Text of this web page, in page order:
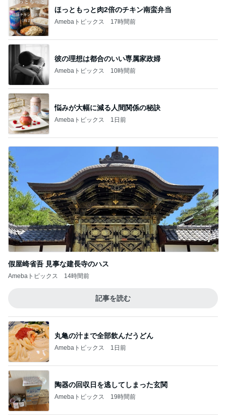
ほっともっと肉2倍のチキン南蛮弁当
Amebaトピックス 17時間前
彼の理想は都合のいい専属家政婦
Amebaトピックス 10時間前
悩みが大幅に減る人間関係の秘訣
Amebaトピックス 1日前
假屋崎省吾 見事な建長寺のハス
Amebaトピックス 14時間前
記事を読む
丸亀の汁まで全部飲んだうどん
Amebaトピックス 1日前
陶器の回収日を逃してしまった玄関
Amebaトピックス 19時間前